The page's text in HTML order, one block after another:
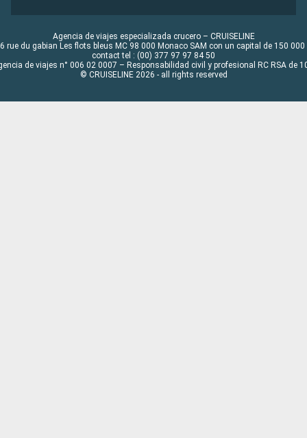
Agencia de viajes especializada crucero – CRUISELINE
rue du gabian Les flots bleus MC 98 000 Monaco SAM con un capital de 150 000
contact tel : (00) 377 97 97 84 50
de viajes n° 006 02 0007 – Responsabilidad civil y profesional RC RSA de
© CRUISELINE 2026 - all rights reserved